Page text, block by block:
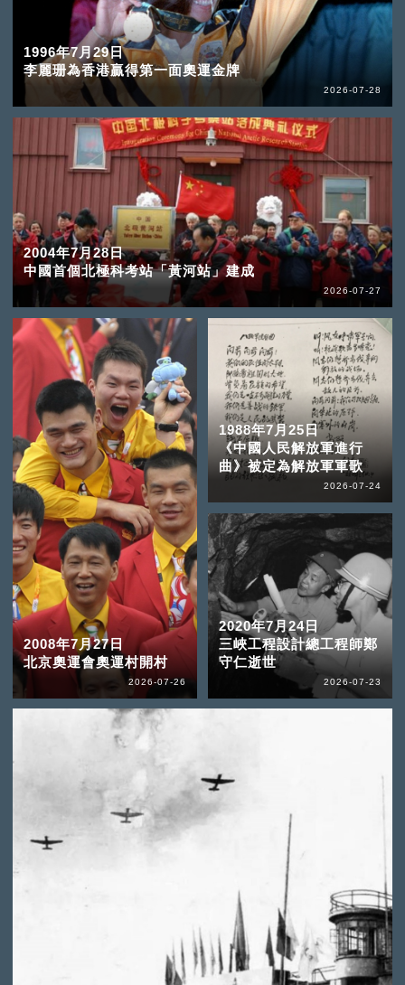
1996年7月29日
李麗珊為香港贏得第一面奧運金牌
2026-07-28
2004年7月28日
中國首個北極科考站「黃河站」建成
2026-07-27
2008年7月27日
北京奧運會奧運村開村
2026-07-26
1988年7月25日
《中國人民解放軍進行
曲》被定為解放軍軍歌
2026-07-24
2020年7月24日
三峽工程設計總工程師鄭
守仁逝世
2026-07-23